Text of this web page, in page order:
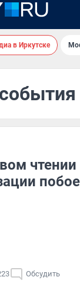
в Иркутске
Обсудить